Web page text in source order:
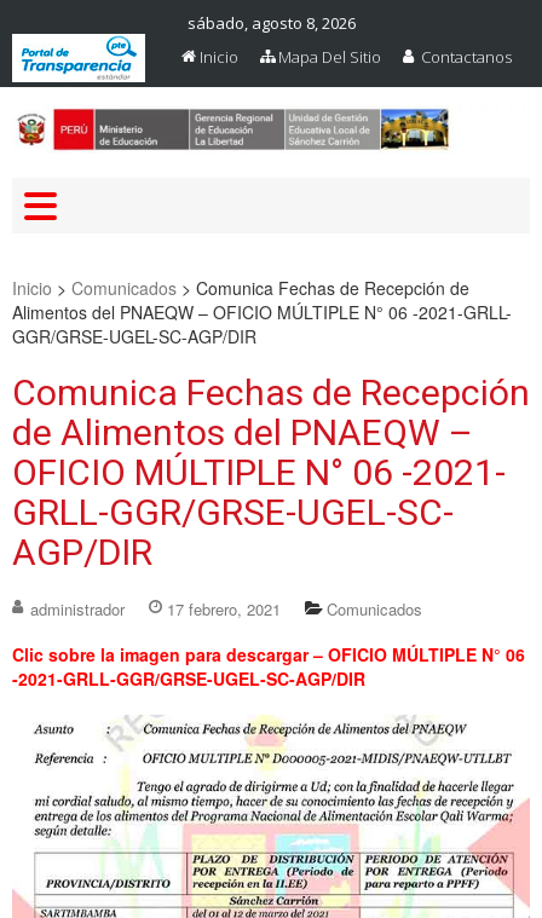
sábado, agosto 8, 2026
Inicio
Mapa Del Sitio Contactanos
Inicio > Comunicados > Comunica Fechas de Recepción de
Alimentos del PNAEQW – OFICIO MÚLTIPLE N° 06 -2021-GRLL-
GGR/GRSE-UGEL-SC-AGP/DIR
Comunica Fechas de Recepción
de Alimentos del PNAEQW –
OFICIO MÚLTIPLE N° 06 -2021-
GRLL-GGR/GRSE-UGEL-SC-
AGP/DIR
administrador 17 febrero, 2021 Comunicados
Clic sobre la imagen para descargar – OFICIO MÚLTIPLE N° 06
-2021-GRLL-GGR/GRSE-UGEL-SC-AGP/DIR